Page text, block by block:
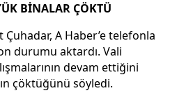
BİNALAR ÇÖKTÜ
A Haber’e telefonla
durumu aktardı. Vali
devam ettiğini
çöktüğünü söyledi.